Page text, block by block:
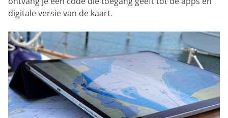
digitale versie van de kaart.